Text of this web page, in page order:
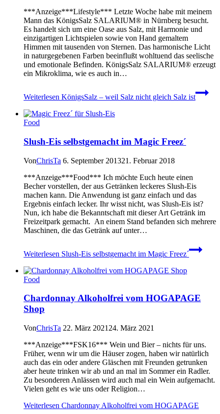
***Anzeige***Lifestyle*** Letzte Woche habe mit meinem
Mann das KönigsSalz SALARIUM® in Nürnberg besucht.
Es handelt sich um eine Oase aus Salz, mit Harmonie und
einzigartigen Lichtspielen sowie von Hand gemaltem
Himmen mit tausenden von Sternen. Das harmonische Licht
in naturgegebenen Farben beeinflußt wohltuend das seelische
und emotionale Befinden. KönigsSalz SALARIUM® erzeugt
ein Mikroklima, wie es auch in…
Weiterlesen KönigsSalz – weil Salz nicht gleich Salz ist
Food
Slush-Eis selbstgemacht im Magic Freez´
VonChrisTa 6. September 201321. Februar 2018
***Anzeige***Food*** Ich möchte Euch heute einen
Becher vorstellen, der aus Getränken leckeres Slush-Eis
machen kann. Die Anwendung ist ganz einfach und das
Ergebnis einfach lecker. Ihr wisst nicht, was Slush-Eis ist?
Nun, ich habe die Bekanntschaft mit dieser Art Getränk im
Freizeitpark gemacht. An einem Stand befanden sich mehrere
Maschinen, die das Getränk auf unter…
Weiterlesen Slush-Eis selbstgemacht im Magic Freez´
Food
Chardonnay Alkoholfrei vom HOGAPAGE
Shop
VonChrisTa 22. März 2021 24. März 2021
***Anzeige***FSK16*** Wein und Bier – nichts für uns.
Früher, wenn wir um die Häuser zogen, haben wir natürlich
auch das ein oder andere Gläschen mit Freunden getrunken
aber heute trinken wir ab und an mal im Sommer ein Radler.
Zu besonderen Anlässen wird auch mal ein Wein aufgemacht.
Vielen geht es wie uns oder Religion…
Weiterlesen Chardonnay Alkoholfrei vom HOGAPAGE